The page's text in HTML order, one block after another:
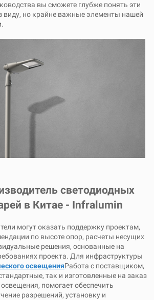
вы сможете глубже понять эти
виду, но крайне важные элементы нашей
светодиодных
в Китае - Infralumin
могут оказать поддержку проектам,
по высоте опор, расчеты несущих
решения, основанные на
проекта. Для инфраструктуры
освещенияРабота с поставщиком,
так и изготовленные на заказ
помогает обеспечить
разрешений, установку и